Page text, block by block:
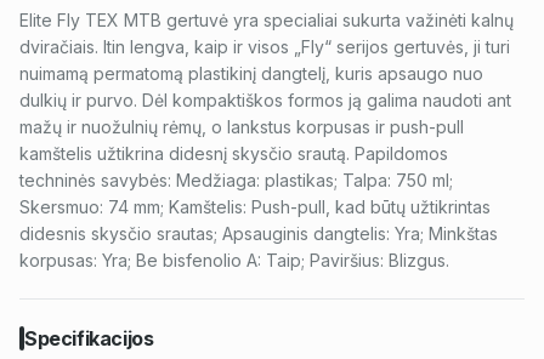
Elite Fly TEX MTB gertuvė yra specialiai sukurta važinėti kalnų
dviračiais. Itin lengva, kaip ir visos „Fly“ serijos gertuvės, ji turi
nuimamą permatomą plastikinį dangtelį, kuris apsaugo nuo
dulkių ir purvo. Dėl kompaktiškos formos ją galima naudoti ant
mažų ir nuožulnių rėmų, o lankstus korpusas ir push-pull
kamštelis užtikrina didesnį skysčio srautą. Papildomos
techninės savybės: Medžiaga: plastikas; Talpa: 750 ml;
Skersmuo: 74 mm; Kamštelis: Push-pull, kad būtų užtikrintas
didesnis skysčio srautas; Apsauginis dangtelis: Yra; Minkštas
korpusas: Yra; Be bisfenolio A: Taip; Paviršius: Blizgus.
Specifikacijos